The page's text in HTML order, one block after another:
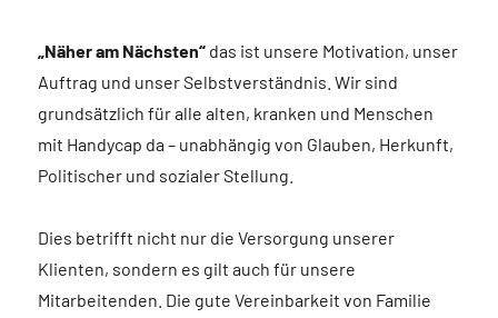
„Näher am Nächsten“ das ist unsere Motivation, unser
Auftrag und unser Selbstverständnis. Wir sind
grundsätzlich für alle alten, kranken und Menschen
mit Handycap da – unabhängig von Glauben, Herkunft,
Politischer und sozialer Stellung.
Dies betrifft nicht nur die Versorgung unserer
Klienten, sondern es gilt auch für unsere
Mitarbeitenden. Die gute Vereinbarkeit von Familie